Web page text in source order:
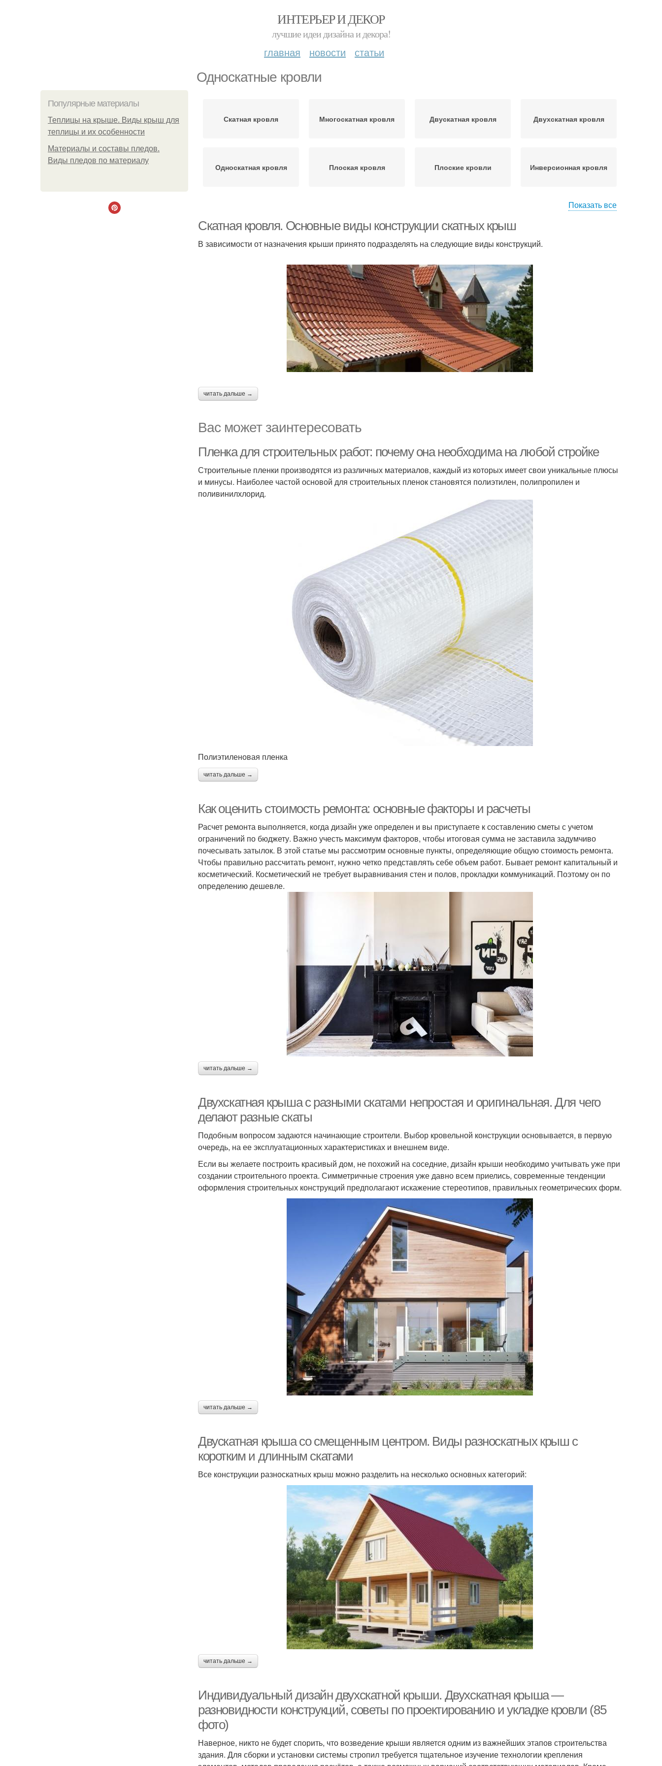
ИНТЕРЬЕР И ДЕКОР
лучшие идеи дизайна и декора!
главная новости статьи
Односкатные кровли
Популярные материалы
Теплицы на крыше. Виды крыш для
теплицы и их особенности
Материалы и составы пледов.
Виды пледов по материалу
Скатная кровля Многоскатная кровля Двускатная кровля Двухскатная кровля
Односкатная кровля Плоская кровля Плоские кровли Инверсионная кровля
металлочерепицы
Показать все
Скатная кровля. Основные виды конструкции скатных крыш
В зависимости от назначения крыши принято подразделять на следующие виды конструкций.
читать дальше →
Вас может заинтересовать
Пленка для строительных работ: почему она необходима на любой стройке
Строительные пленки производятся из различных материалов, каждый из которых имеет свои уникальные плюсы
и минусы. Наиболее частой основой для строительных пленок становятся полиэтилен, полипропилен и
поливинилхлорид.
Полиэтиленовая пленка
читать дальше →
Как оценить стоимость ремонта: основные факторы и расчеты
Расчет ремонта выполняется, когда дизайн уже определен и вы приступаете к составлению сметы с учетом
ограничений по бюджету. Важно учесть максимум факторов, чтобы итоговая сумма не заставила задумчиво
почесывать затылок. В этой статье мы рассмотрим основные пункты, определяющие общую стоимость ремонта.
Чтобы правильно рассчитать ремонт, нужно четко представлять себе объем работ. Бывает ремонт капитальный и
косметический. Косметический не требует выравнивания стен и полов, прокладки коммуникаций. Поэтому он по
определению дешевле.
читать дальше →
Двухскатная крыша с разными скатами непростая и оригинальная. Для чего
делают разные скаты
Подобным вопросом задаются начинающие строители. Выбор кровельной конструкции основывается, в первую
очередь, на ее эксплуатационных характеристиках и внешнем виде.
Если вы желаете построить красивый дом, не похожий на соседние, дизайн крыши необходимо учитывать уже при
создании строительного проекта. Симметричные строения уже давно всем приелись, современные тенденции
оформления строительных конструкций предполагают искажение стереотипов, правильных геометрических форм.
читать дальше →
Двускатная крыша со смещенным центром. Виды разноскатных крыш с
коротким и длинным скатами
Все конструкции разноскатных крыш можно разделить на несколько основных категорий:
читать дальше →
Индивидуальный дизайн двухскатной крыши. Двухскатная крыша —
разновидности конструкций, советы по проектированию и укладке кровли (85
фото)
Наверное, никто не будет спорить, что возведение крыши является одним из важнейших этапов строительства
здания. Для сборки и установки системы стропил требуется тщательное изучение технологии крепления